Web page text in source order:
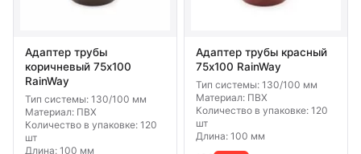
Адаптер трубы
коричневый 75х100
RainWay
Тип системы: 130/100 мм
Материал: ПВХ
Количество в упаковке: 120
шт
Длина: 100 мм
Адаптер трубы красный
75х100 RainWay
Тип системы: 130/100 мм
Материал: ПВХ
Количество в упаковке: 120
шт
Длина: 100 мм